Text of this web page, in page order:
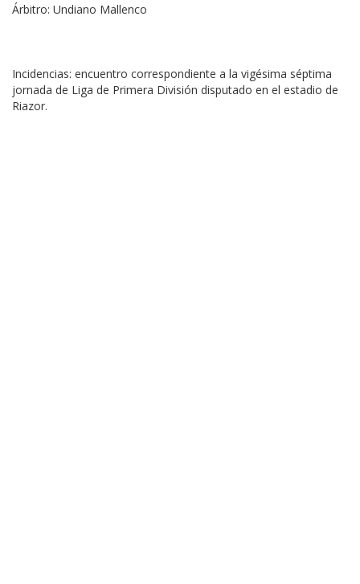
Árbitro: Undiano Mallenco
Incidencias: encuentro correspondiente a la vigésima séptima
jornada de Liga de Primera División disputado en el estadio de
Riazor.